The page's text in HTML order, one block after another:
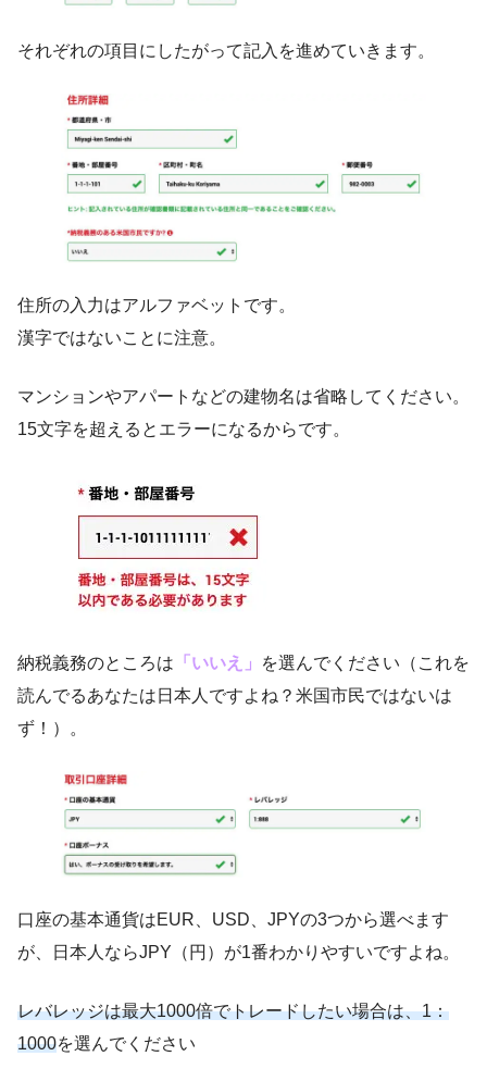
それぞれの項目にしたがって記入を進めていきます。
住所の入力はアルファベットです。
漢字ではないことに注意。
マンションやアパートなどの建物名は省略してください。
15文字を超えるとエラーになるからです。
納税義務のところは 「いいえ」
を選んでください（これを
読んでるあなたは日本人ですよね？米国市民ではないは
ず！）。
口座の基本通貨はEUR、USD、JPYの3つから選べます
が、日本人ならJPY（円）が1番わかりやすいですよね。
レバレッジは最大1000倍でトレードしたい場合は、1：
1000を選んでください